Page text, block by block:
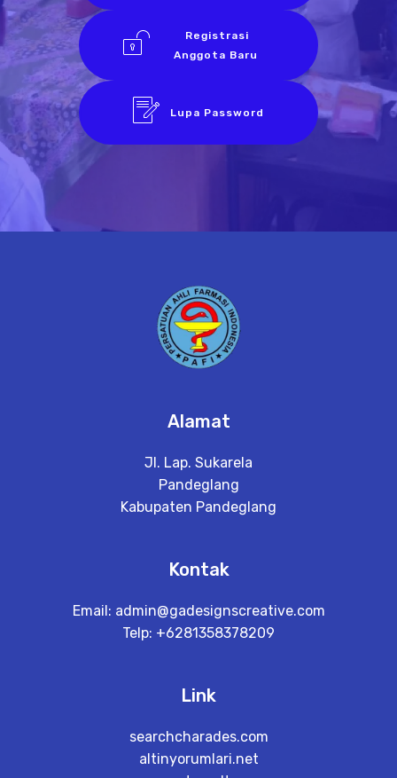
Registrasi
Anggota Baru
Lupa Password
Alamat
Jl. Lap. Sukarela
Pandeglang
Kabupaten Pandeglang
Kontak
Email: admin@gadesignscreative.com
Telp: +6281358378209
Link
searchcharades.com
altinyorumlari.net